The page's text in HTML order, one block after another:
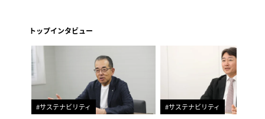
トップインタビュー
#サステナビリティ #サステナビリティ